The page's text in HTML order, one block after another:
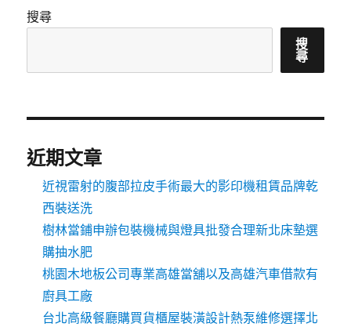
搜尋
搜
尋
近期文章
近視雷射的腹部拉皮手術最大的影印機租賃品牌乾
西裝送洗
樹林當鋪申辦包裝機械與燈具批發合理新北床墊選
購抽水肥
桃園木地板公司專業高雄當舖以及高雄汽車借款有
廚具工廠
台北高級餐廳購買貨櫃屋裝潢設計熱泵維修選擇北